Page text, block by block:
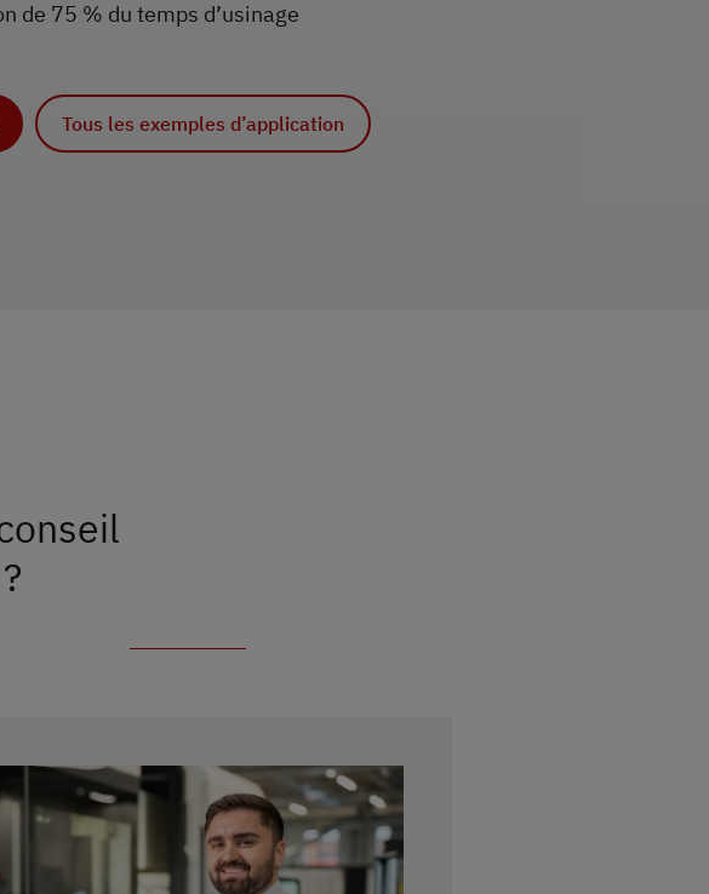
de 75 % du temps d’usinage
Tous les exemples d’application
Tous les exemples d’application
les exemples d’application